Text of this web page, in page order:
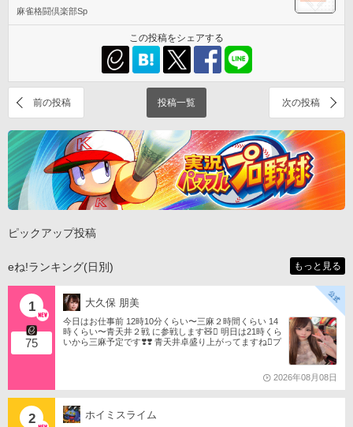
麻雀格闘倶楽部Sp
この投稿をシェアする
前の投稿 投稿一覧 次の投稿
ピックアップ投稿
eね!ランキング(日別) もっと見る
1
75
大久保 朋美
今日はお仕事前 12時10分くらい〜三麻２時間くらい 14
時くらい〜青天井２戦 に参戦します🧸󾬏 明日は21時くら
いから三麻予定です❣️❣️ 青天井卓盛り上がってますね󾬌️プ
2026年08月08日
2 ホイミスライム